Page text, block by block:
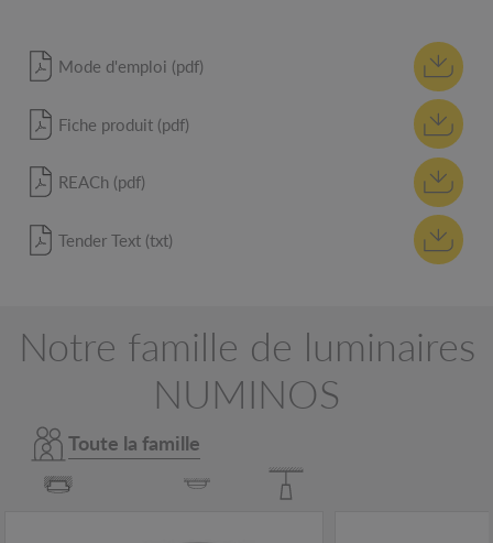
Mode d'emploi (pdf)
Fiche produit (pdf)
REACh (pdf)
Tender Text (txt)
Notre famille de luminaires
NUMINOS
Toute la famille